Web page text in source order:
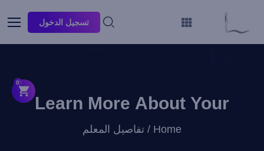
تسجيل الدخول
0
Learn More About Your
Instructor
Home / تفاصيل المعلم